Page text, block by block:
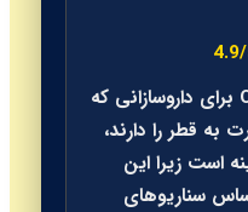
آزمون OET برای داروسازانی که
به قطر را دارند،
است زیرا این
سناریوهای